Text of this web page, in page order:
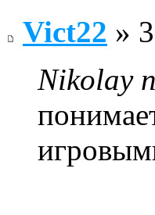
Vict22 »
Nikolay